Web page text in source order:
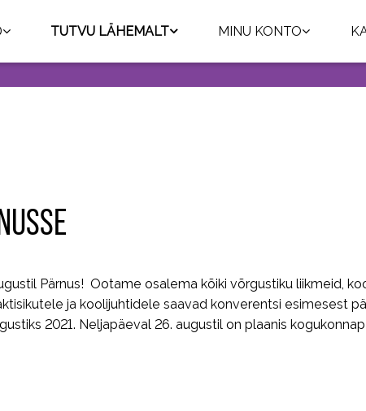
TUTVU LÄHEMALT MINU KONTO
Pärnus! Ootame osalema kõiki võrgustiku liikmeid,
ja koolijuhtidele saavad konverentsi esimesest
2021. Neljapäeval 26. augustil on plaanis